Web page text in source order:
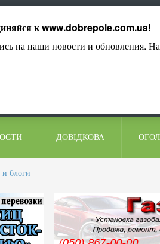
ДОВІДКОВА
блоги
кwww.dobrepole.com.ua!
на наши новости и обновления.